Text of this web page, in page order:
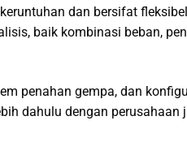
dan bersifat
baik kombinasi beban,
penahan gempa, dan
dahulu dengan perusahaan